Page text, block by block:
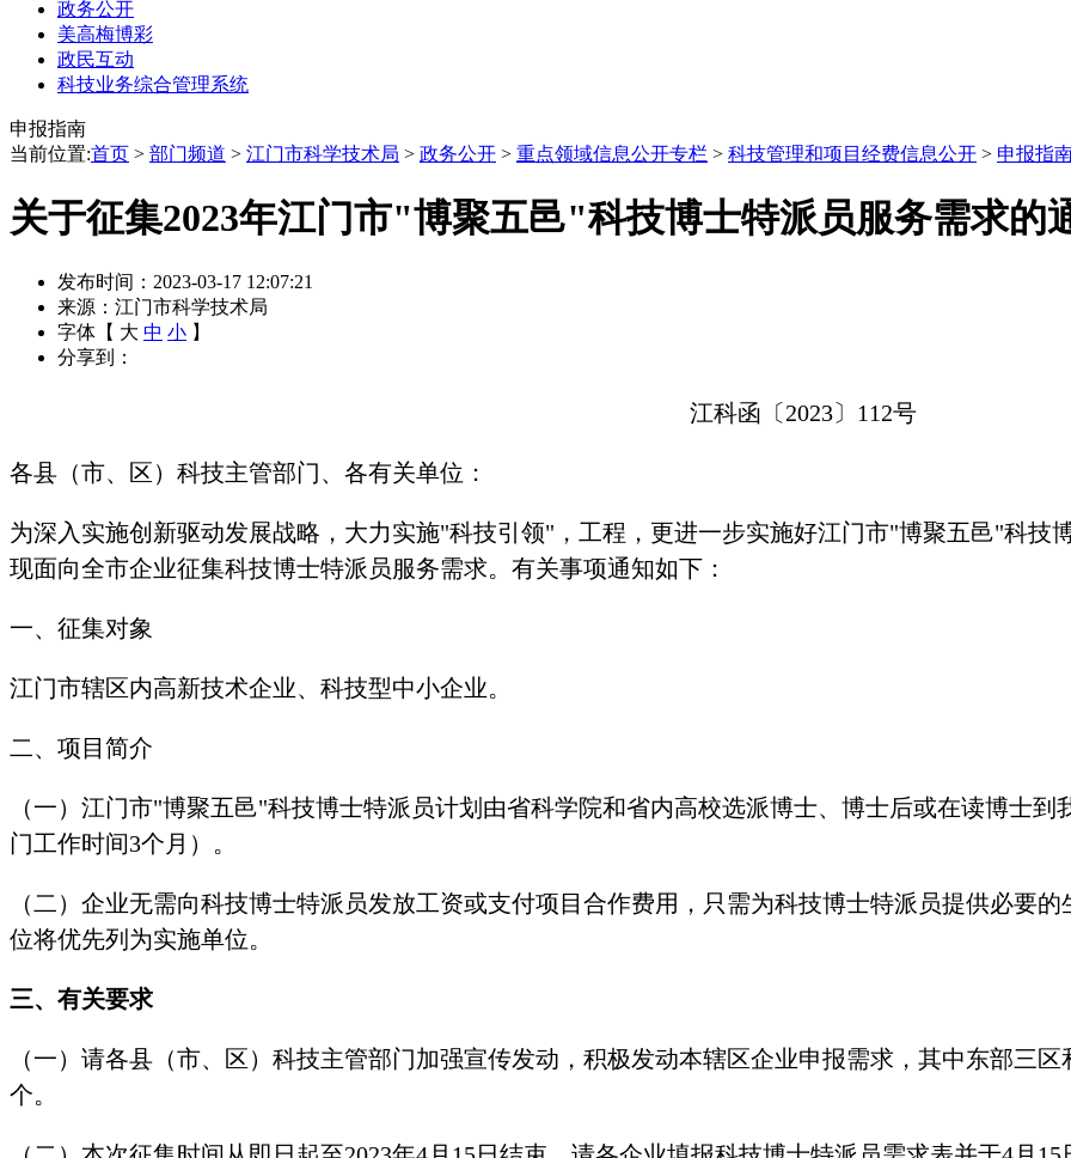
政务公开
美高梅博彩
政民互动
科技业务综合管理系统
申报指南
当前位置:首页 > 部门频道 > 江门市科学技术局 > 政务公开 > 重点领域信息公开专栏 > 科技管理和项目经费信息公开 > 申报指
关于征集2023年江门市"博聚五邑"科技博士特派员服务需求的
发布时间：2023-03-17 12:07:21
来源：江门市科学技术局
字体【 大 中 小 】
分享到：
江科函〔2023〕112号
各县（市、区）科技主管部门、各有关单位：
为深入实施创新驱动发展战略，大力实施"科技引领"，工程，更进一步实施好江门市"博聚五邑"科技
现面向全市企业征集科技博士特派员服务需求。有关事项通知如下：
一、征集对象
江门市辖区内高新技术企业、科技型中小企业。
二、项目简介
（一）江门市"博聚五邑"科技博士特派员计划由省科学院和省内高校选派博士、博士后或在读博士
门工作时间3个月）。
（二）企业无需向科技博士特派员发放工资或支付项目合作费用，只需为科技博士特派员提供必要
位将优先列为实施单位。
三、有关要求
（一）请各县（市、区）科技主管部门加强宣传发动，积极发动本辖区企业申报需求，其中东部三
个。